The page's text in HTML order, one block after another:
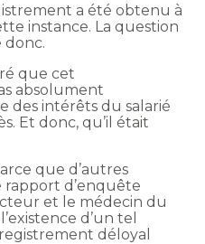
a été obtenu à
instance. La question
donc.
que cet
absolument
des intérêts du salarié
Et donc, qu’il était
que d’autres
d’enquête
et le médecin du
d’un tel
déloyal